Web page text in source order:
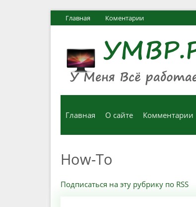
Главная Коментарии
Главная О сайте Комментарии
How-To
Подписаться на эту рубрику по RSS